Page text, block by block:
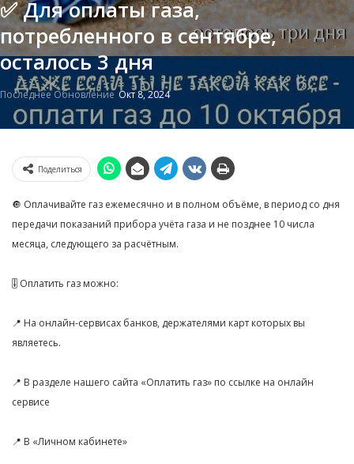
✅ Для оплаты газа,
потребленного в сентябре,
осталось 3 дня
Последнее ОбновлениеОкт 8, 2024
Поделиться
🔘 Оплачивайте газ ежемесячно и в полном объёме, в период со дня
передачи показаний прибора учёта газа и не позднее 10 числа
месяца, следующего за расчётным.
🎚 Оплатить газ можно:
📍 На онлайн-сервисах банков, держателями карт которых вы
являетесь.
📍 В разделе нашего сайта «Оплатить газ» по ссылке на онлайн
сервисе
📍 В «Личном кабинете»